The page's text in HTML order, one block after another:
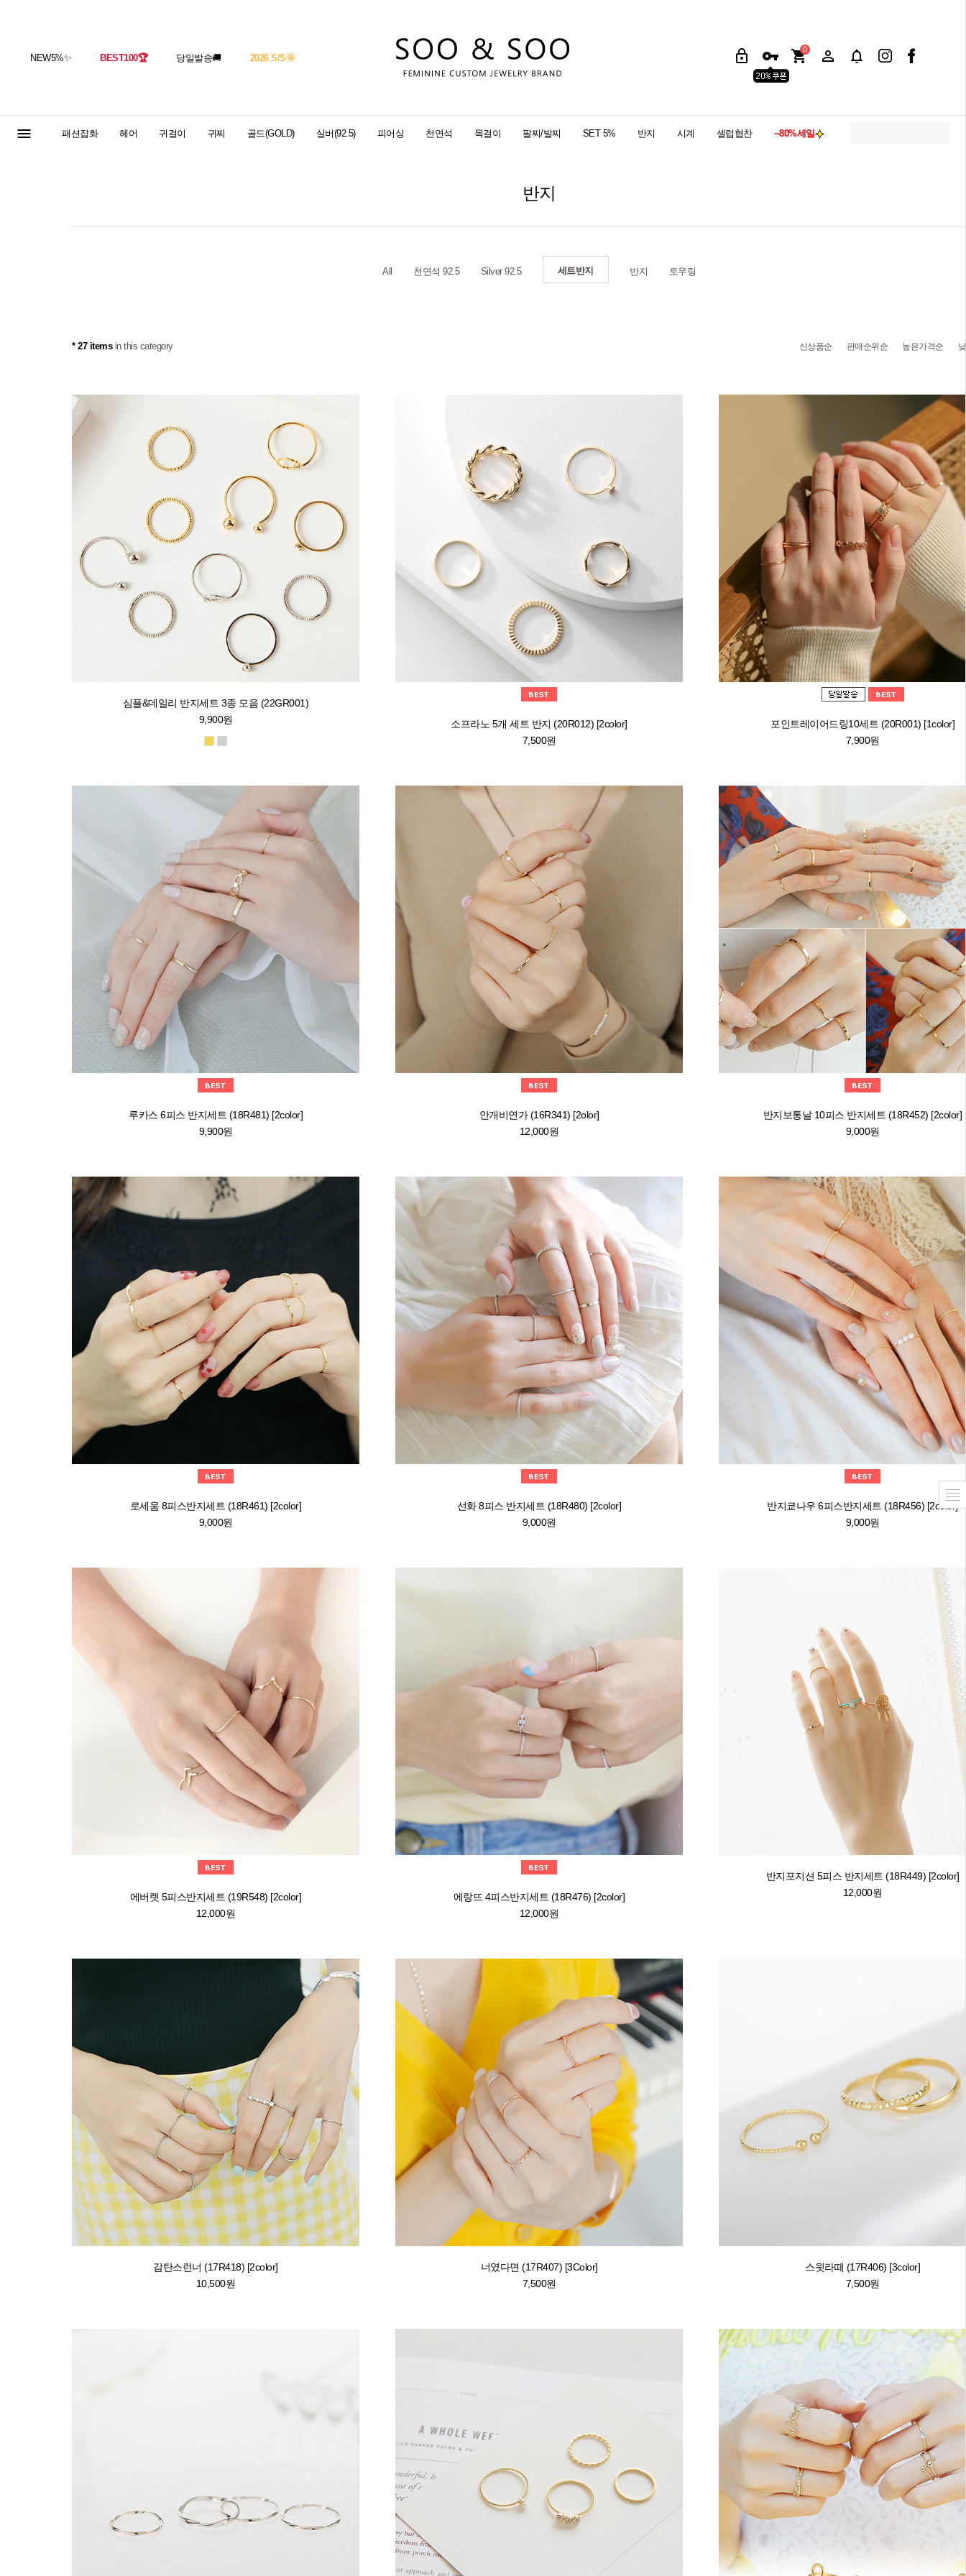
NEW5%✨ BEST100🏆 당일발송🚚 2026 S/S🌞
0
패션잡화 헤어 귀걸이 귀찌 골드(GOLD) 실버(92.5) 피어싱 천연석 목걸이 팔찌/발찌 SET 5% 반지 시계 셀럽협찬 ~80%세일
반지
All 천연석 92.5 Silver 92.5 세트반지 반지 토우링
* 27 itemsin this category 신상품순 판매순위순 높은가격순
심플&데일리 반지세트 3종 모음 (22GR001)
9,900원
소프라노 5개 세트 반지 (20R012) [2color]
7,500원
포인트레이어드링10세트 (20R001) [1color]
7,900원
루카스 6피스 반지세트 (18R481) [2color]
9,900원
안개비연가 (16R341) [2olor]
12,000원
반지보통날 10피스 반지세트 (18R452) [2color]
9,000원
로세움 8피스반지세트 (18R461) [2color]
9,000원
선화 8피스 반지세트 (18R480) [2color]
9,000원
반지쿄나우 6피스반지세트 (18R456) [2color]
9,000원
에버렛 5피스반지세트 (19R548) [2color]
12,000원
에랑뜨 4피스반지세트 (18R476) [2color]
12,000원
반지포지션 5피스 반지세트 (18R449) [2color]
12,000원
감탄스런너 (17R418) [2color]
10,500원
너였다면 (17R407) [3Color]
7,500원
스윗라떼 (17R406) [3color]
7,500원